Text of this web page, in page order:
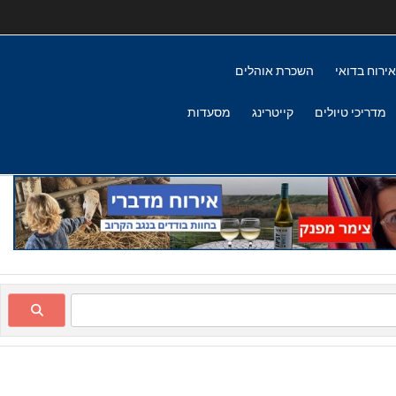
אירוח בדואי השכרת אוהלים
מדריכי טיולים קייטרינג מסעדות